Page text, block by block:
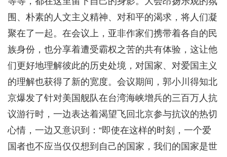
围、朴素的人文主义精神、对和平的渴求，将人们凝
聚在了一起。在会议上，亚非作家们携带着各自的民
族身份，也分享着遭受霸权之苦的共有体验，这让他
们更好地理解彼此的历史处境，对国家、对爱国主义
的理解也获得了新的宽度。会议期间，郭小川得知北
京爆发了针对美国舰队在台湾海峡增兵的三百万人抗
议游行时，一边表达着渴望飞回北京参与抗议的热切
心情，一边又意识到：“即使在这样的时刻，一个爱
国者也不应当仅仅想到自己的国家，我们的国家是世